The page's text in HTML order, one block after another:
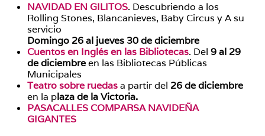
NAVIDAD EN GILITOS. Descubriendo a los
Rolling Stones, Blancanieves, Baby Circus y A su
servicio
Domingo 26 al jueves 30 de diciembre
Cuentos en Inglés en las Bibliotecas. Del 9 al 29
de diciembreen las Bibliotecas Públicas
Municipales
Teatro sobre ruedasa partir del 26 de diciembre
en la plaza de la Victoria.
PASACALLES COMPARSA NAVIDEÑA
GIGANTES